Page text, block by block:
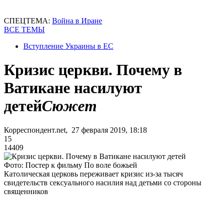
СПЕЦТЕМА: Война в Иране
ВСЕ ТЕМЫ
Вступление Украины в ЕС
Кризис церкви. Почему в
Ватикане насилуют
детейСюжет
Корреспондент.net, 27 февраля 2019, 18:18
15
14409
Фото: Постер к фильму По воле божьей
Католическая церковь переживает кризис из-за тысяч
свидетельств сексуального насилия над детьми со стороны
священников